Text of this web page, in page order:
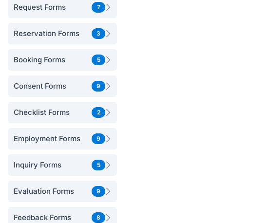
Request Forms 7
Reservation Forms 3
Booking Forms 5
Consent Forms 9
Checklist Forms 2
Employment Forms 9
Inquiry Forms 5
Evaluation Forms 9
Feedback Forms 8